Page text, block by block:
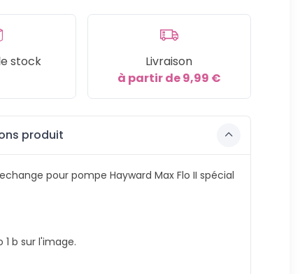
stock
Livraison
à partir de 9,99 €
produit
pour pompe Hayward Max Flo II spécial
1 b sur l'image.